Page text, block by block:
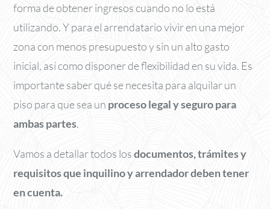
forma de obtener ingresos cuando no lo está
utilizando. Y para el arrendatario vivir en una mejor
zona con menos presupuesto y sin un alto gasto
inicial, así como disponer de flexibilidad en su vida. Es
importante saber qué se necesita para alquilar un
piso para que sea un proceso legal y seguro para
ambas partes.
Vamos a detallar todos losdocumentos, trámites y
requisitos que inquilino y arrendador deben tener
en cuenta.